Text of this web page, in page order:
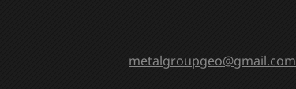
metalgroupgeo@gmail.com